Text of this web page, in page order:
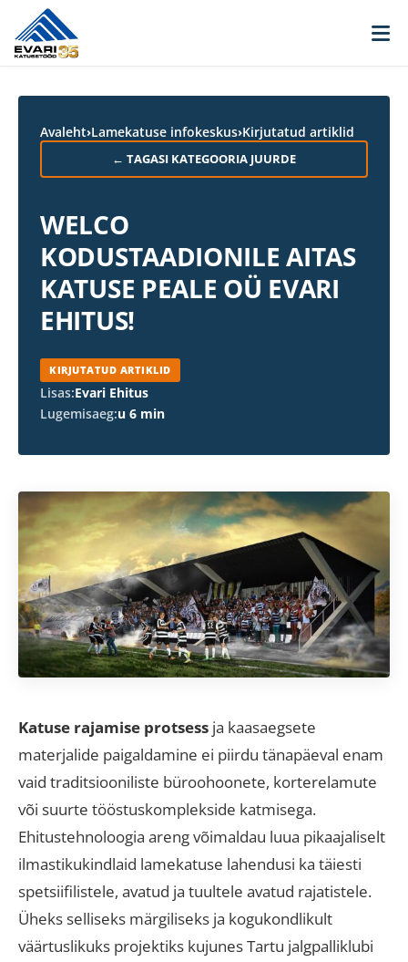
Skip to content
Avaleht›Lamekatuse infokeskus›Kirjutatud artiklid
← TAGASI KATEGOORIA JUURDE
WELCO
KODUSTAADIONILE AITAS
KATUSE PEALE OÜ EVARI
EHITUS!
KIRJUTATUD ARTIKLID
Lisas:Evari Ehitus
Lugemisaeg:u 6 min
Katuse rajamise protsess ja kaasaegsete
materjalide paigaldamine ei piirdu tänapäeval enam
vaid traditsiooniliste büroohoonete, korterelamute
või suurte tööstuskomplekside katmisega.
Ehitustehnoloogia areng võimaldau luua pikaajaliselt
ilmastikukindlaid lamekatuse lahendusi ka täiesti
spetsiifilistele, avatud ja tuultele avatud rajatistele.
Üheks selliseks märgiliseks ja kogukondlikult
väärtuslikuks projektiks kujunes Tartu jalgpalliklubi